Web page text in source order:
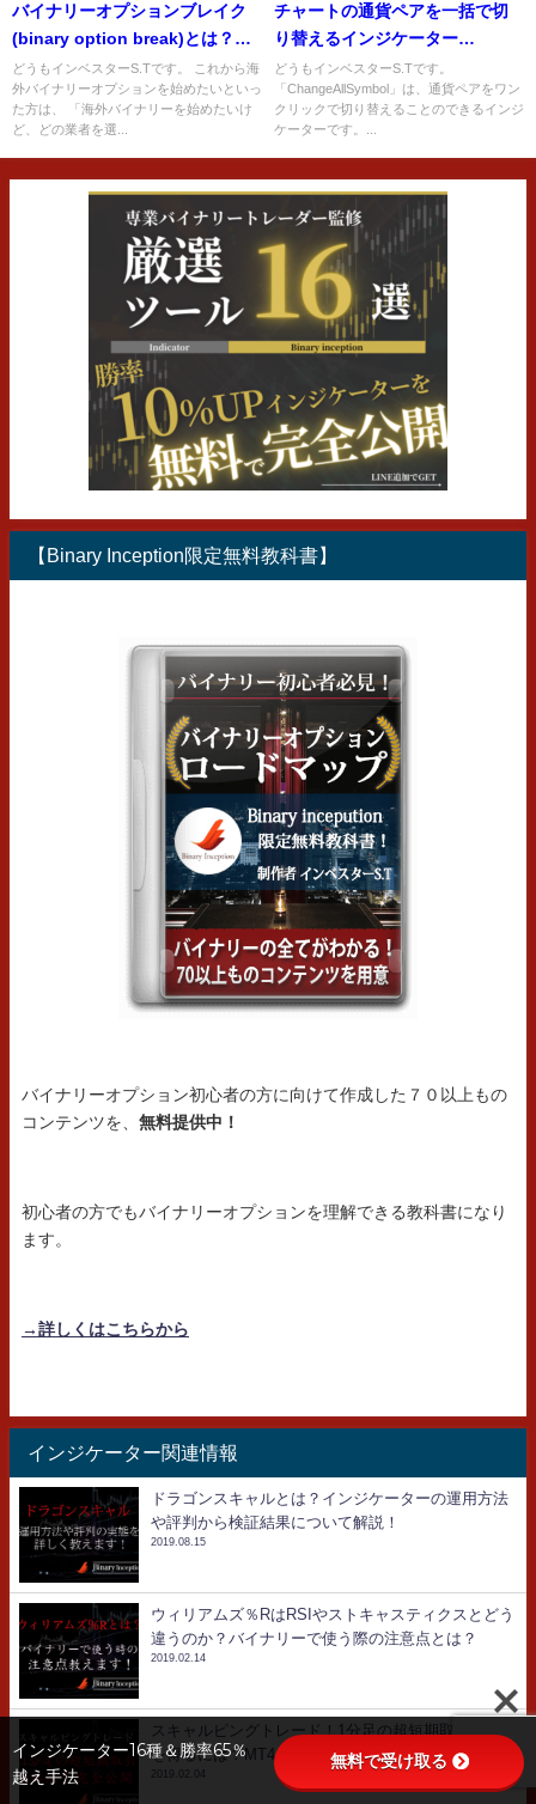
バイナリーオプションブレイク
(binary option break)とは？出
金条件や評価、評判について解
説！
どうもインベスターS.Tです。 これから海
外バイナリーオプションを始めたいといっ
た方は、 「海外バイナリーを始めたいけ
ど、どの業者を選...
チャートの通貨ペアを一括で切
り替えるインジケーター
「ChangeAllSymbol」の設定や
使い方を解説！
どうもインベスターS.Tです。
「ChangeAllSymbol」は、通貨ペアをワン
クリックで切り替えることのできるインジ
ケーターです。...
【Binary Inception限定無料教科書】
バイナリーオプション初心者の方に向けて作成した７０以上もの
コンテンツを、 無料提供中！
初心者の方でもバイナリーオプションを理解できる教科書になり
ます。
→詳しくはこちらから
インジケーター関連情報
ドラゴンスキャルとは？インジケーターの運用方法
や評判から検証結果について解説！
2019.08.15
ウィリアムズ％RはRSIやストキャスティクスとどう
違うのか？バイナリーで使う際の注意点とは？
2019.02.14
スキャルピングトレード！1分足の超短期取引で利益
を得るには？MT4インジケーターは使えるのか？
インジケーター16種＆勝率65％
越え手法
無料で受け取る